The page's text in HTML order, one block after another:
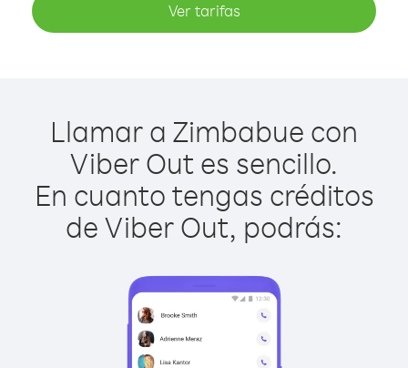
Ver tarifas
Llamar a Zimbabue con
Viber Out es sencillo.
En cuanto tengas créditos
de Viber Out, podrás: